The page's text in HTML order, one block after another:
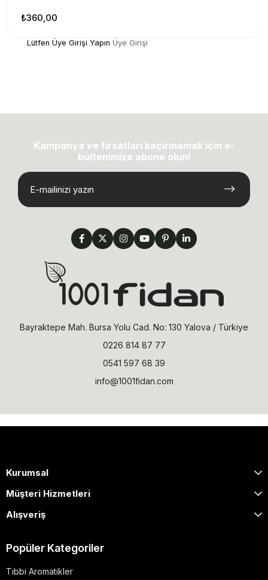
₺360,00
Lütfen Üye Girişi Yapın Üye Girişi
Kampanya ve fırsatları kaçırmamak için e-
bültenimize abone olun!
Bayraktepe Mah. Bursa Yolu Cad. No: 130 Yalova / Türkiye
0226 814 87 77
0541 597 68 39
info@1001fidan.com
Kurumsal
Müşteri Hizmetleri
Alışveriş
Popüler Kategoriler
Tıbbi Aromatikler